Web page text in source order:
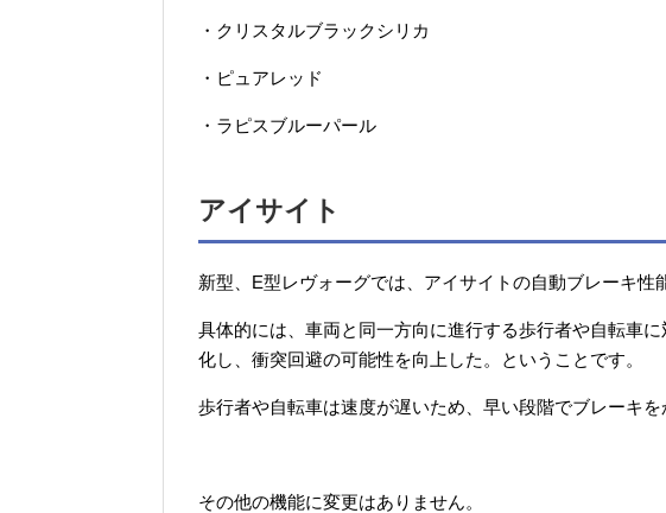
・クリスタルブラックシリカ
・ピュアレッド
・ラピスブルーパール
アイサイト
新型、E型レヴォーグでは、アイサイトの自動ブレーキ性
具体的には、車両と同一方向に進行する歩行者や自転車
化し、衝突回避の可能性を向上した。ということです。
歩行者や自転車は速度が遅いため、早い段階でブレーキを
その他の機能に変更はありません。